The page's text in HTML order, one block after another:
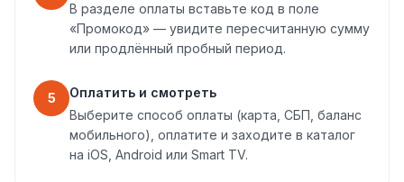
В разделе оплаты вставьте код в поле
«Промокод» — увидите пересчитанную сумму
или продлённый пробный период.
5
Оплатить и смотреть
Выберите способ оплаты (карта, СБП, баланс
мобильного), оплатите и заходите в каталог
на iOS, Android или Smart TV.